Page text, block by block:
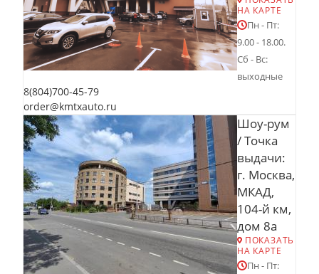
НА КАРТЕ
Пн - Пт:
9.00 - 18.00.
Сб - Вс:
выходные
8(804)700-45-79
order@kmtxauto.ru
Шоу-рум
/ Точка
выдачи:
г. Москва,
МКАД,
104-й км,
дом 8а
ПОКАЗАТЬ
НА КАРТЕ
Пн - Пт: